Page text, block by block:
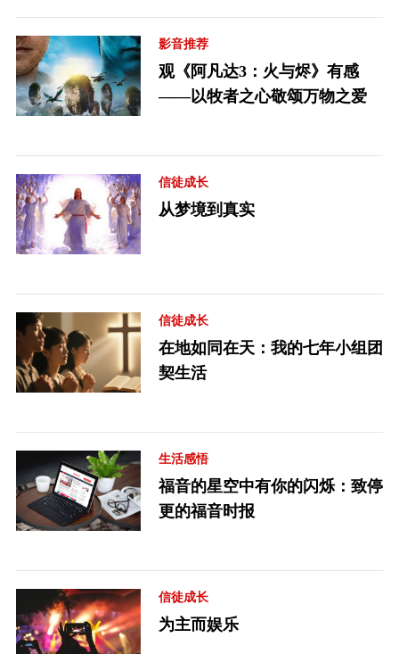
影音推荐
观《阿凡达3：火与烬》有感
——以牧者之心敬颂万物之爱
信徒成长
从梦境到真实
信徒成长
在地如同在天：我的七年小组团
契生活
生活感悟
福音的星空中有你的闪烁：致停
更的福音时报
信徒成长
为主而娱乐